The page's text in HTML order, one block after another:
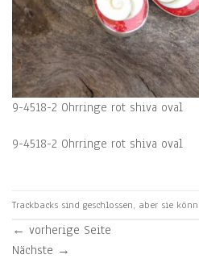
9-4518-2 Ohrringe rot shiva oval
9-4518-2 Ohrringe rot shiva oval
Trackbacks sind geschlossen, aber sie
← vorherige Seite
Nächste →